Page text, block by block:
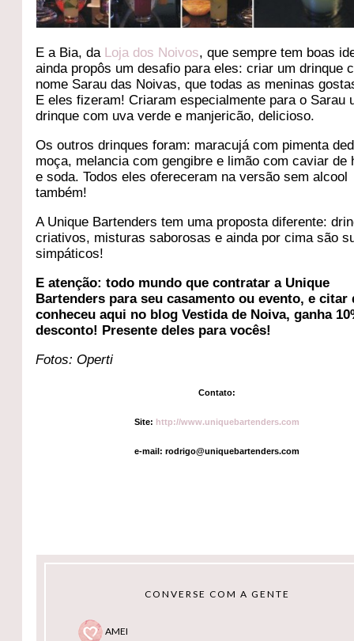
E a Bia, da Loja dos Noivos, que sempre tem boas
ainda propôs um desafio para eles: criar um drinque
nome Sarau das Noivas, que todas as meninas
E eles fizeram! Criaram especialmente para o Sarau
drinque com uva verde e manjericão, delicioso.
Os outros drinques foram: maracujá com pimenta
moça, melancia com gengibre e limão com caviar de
e soda. Todos eles ofereceram na versão sem alcool
também!
A Unique Bartenders tem uma proposta diferente:
criativos, misturas saborosas e ainda por cima são
simpáticos!
E atenção: todo mundo que contratar a Unique
Bartenders para seu casamento ou evento, e citar
conheceu aqui no blog Vestida de Noiva, ganha
desconto! Presente deles para vocês!
Fotos: Operti
Contato:
Site: http://www.uniquebartenders.com
e-mail: rodrigo@uniquebartenders.com
CONVERSE COM A GENTE
AMEI